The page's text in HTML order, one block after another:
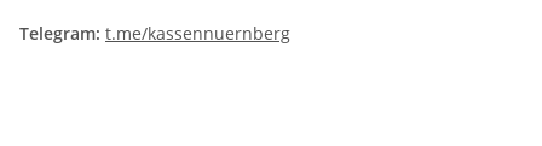
Telegram: t.me/kassennuernberg